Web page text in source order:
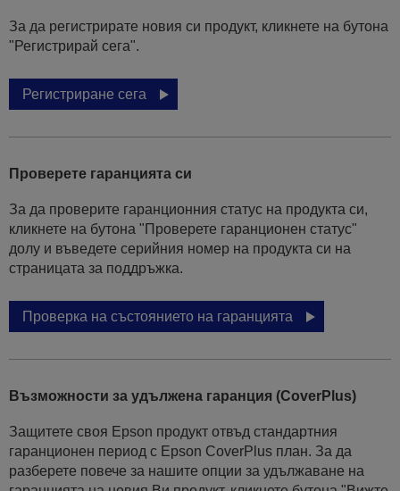
За да регистрирате новия си продукт, кликнете на бутона
"Регистрирай сега".
Регистриране сега
Проверете гаранцията си
За да проверите гаранционния статус на продукта си,
кликнете на бутона "Проверете гаранционен статус"
долу и въведете серийния номер на продукта си на
страницата за поддръжка.
Проверка на състоянието на гаранцията
Възможности за удължена гаранция (CoverPlus)
Защитете своя Epson продукт отвъд стандартния
гаранционен период с Epson CoverPlus план. За да
разберете повече за нашите опции за удължаване на